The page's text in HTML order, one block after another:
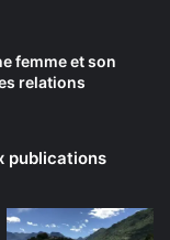
femme et son
relations
publications